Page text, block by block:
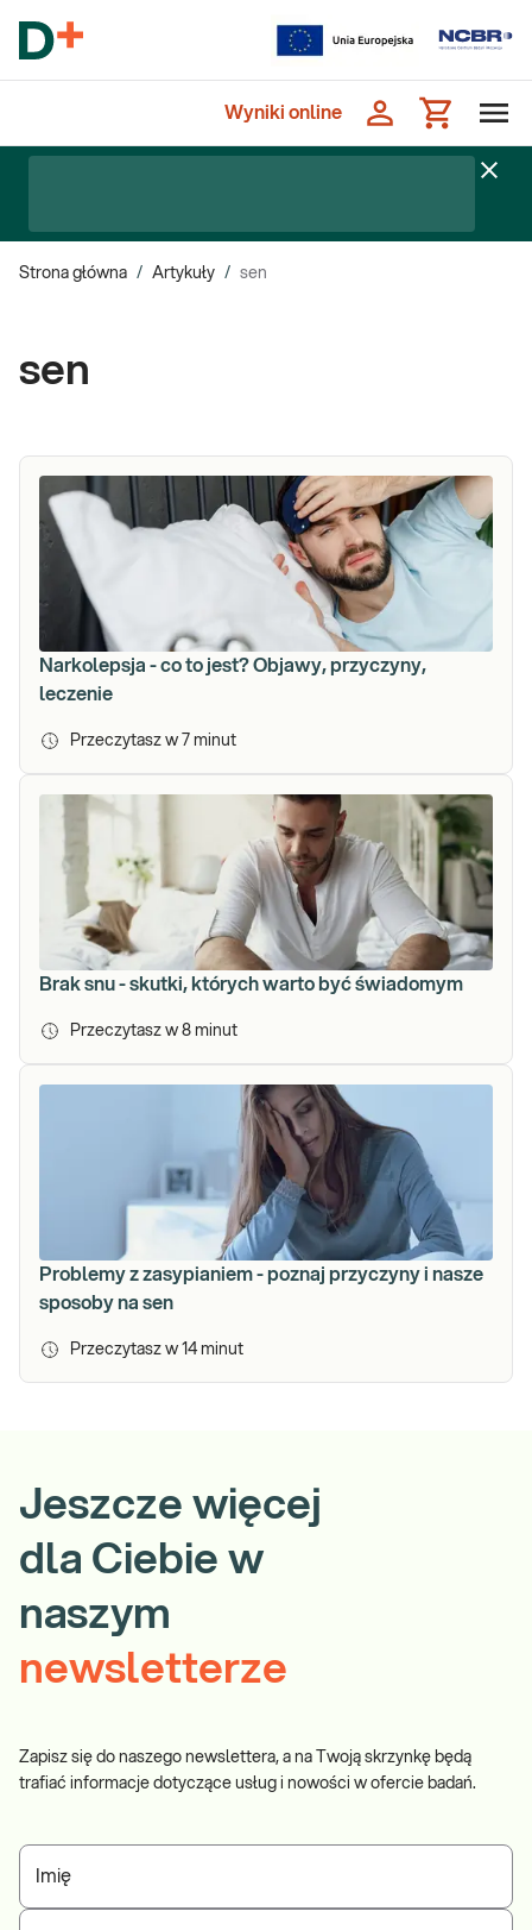
Wyniki online
Strona główna / Artykuły / sen
sen
Narkolepsja - co to jest? Objawy, przyczyny,
leczenie
Przeczytasz w 7 minut
Brak snu - skutki, których warto być świadomym
Przeczytasz w 8 minut
Problemy z zasypianiem - poznaj przyczyny i nasze
sposoby na sen
Przeczytasz w 14 minut
Jeszcze więcej
dla Ciebie w
naszym
newsletterze
Zapisz się do naszego newslettera, a na Twoją skrzynkę będą
trafiać informacje dotyczące usług i nowości w ofercie badań.
Imię